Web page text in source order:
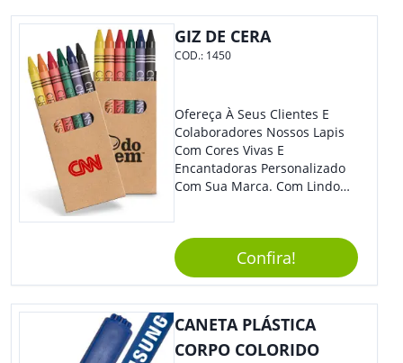
GIZ DE CERA
COD.: 1450
Ofereça À Seus Clientes E
Colaboradores Nossos Lapis
Com Cores Vivas E
Encantadoras Personalizado
Com Sua Marca. Com Lindo
Perfeito, Não É?!
Confira!
CANETA PLÁSTICA
CORPO COLORIDO